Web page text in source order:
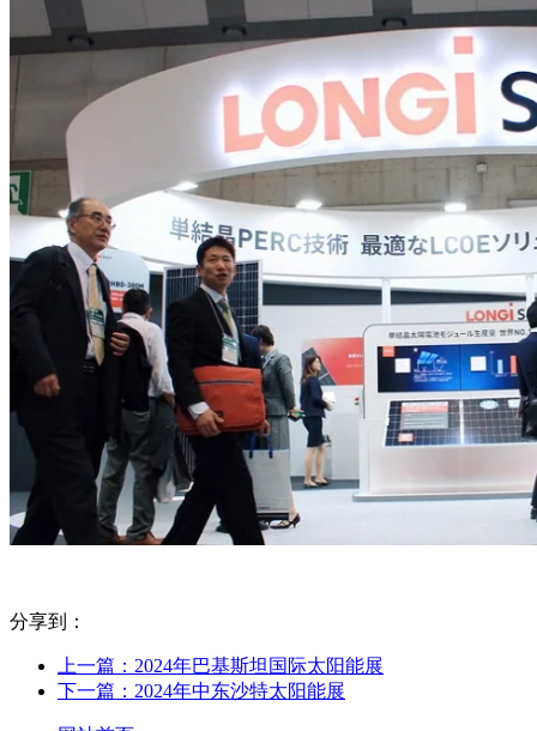
分享到：
上一篇：2024年巴基斯坦国际太阳能展
下一篇：2024年中东沙特太阳能展